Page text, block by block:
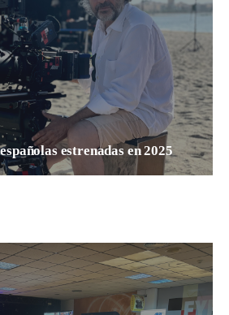
estrenadas en 2025
muchas películas y...